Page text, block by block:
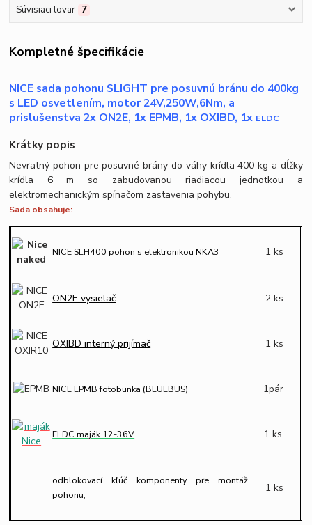
Súvisiaci tovar 7
Kompletné špecifikácie
NICE sada pohonu SLIGHT pre posuvnú bránu do 400kg
s LED osvetlením, motor 24V,250W,6Nm, a
prislušenstva 2x ON2E, 1x EPMB, 1x OXIBD, 1x ELDC
Krátky popis
Nevratný pohon pre posuvné brány do váhy krídla 400 kg a dĺžky
krídla 6 m so zabudovanou riadiacou jednotkou a
elektromechanickým spínačom zastavenia pohybu.
Sada obsahuje:
NICE SLH400 pohon s elektronikou NKA3 1 ks
ON2E vysielač 2 ks
OXIBD interný prijímač 1 ks
NICE EPMB fotobunka (BLUEBUS) 1pár
ELDC maják 12-36V 1 ks
odblokovací kľúč komponenty pre montáž
pohonu,
1 ks